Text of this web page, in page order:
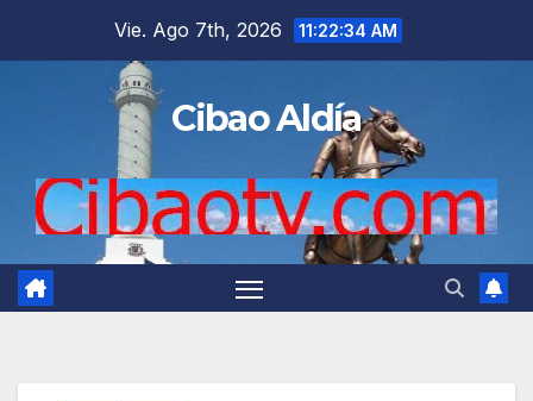
Vie. Ago 7th, 2026 11:22:35 AM
Cibao Aldía